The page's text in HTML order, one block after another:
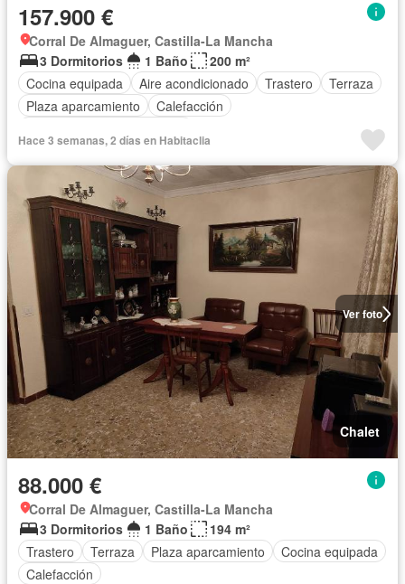
157.900 €
Corral De Almaguer, Castilla-La Mancha
3 Dormitorios
1 Baño
200 m²
Cocina equipada
Aire acondicionado Trastero
Terraza
Plaza aparcamiento
Calefacción
Hace 3 semanas, 2 días en Habitaclia
Ver foto
Chalet
88.000 €
Corral De Almaguer, Castilla-La Mancha
3 Dormitorios
1 Baño
194 m²
Trastero
Terraza Plaza aparcamiento
Cocina equipada
Calefacción